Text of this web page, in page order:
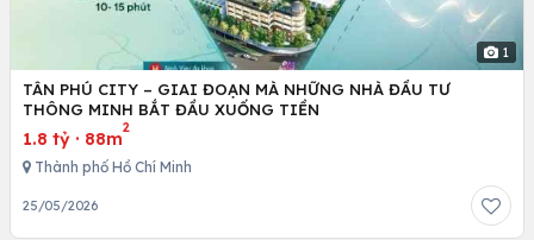
1
TÂN PHÚ CITY – GIAI ĐOẠN MÀ NHỮNG NHÀ ĐẦU TƯ
THÔNG MINH BẮT ĐẦU XUỐNG TIỀN
1.8 tỷ · 88m
2
Thành phố Hồ Chí Minh
25/05/2026